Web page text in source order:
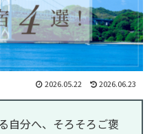
2026.05.22 2026.06.23
自分へ、そろそろご褒